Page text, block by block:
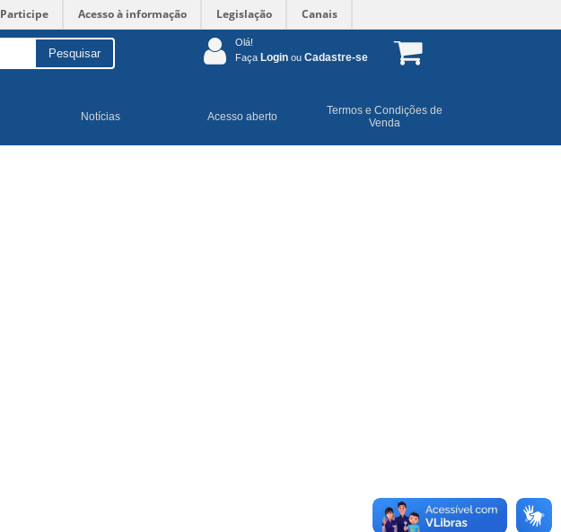
Participe Acesso à informação Legislação Canais
Pesquisar
Olá!
Faça Login ou Cadastre-se
Notícias Acesso aberto
Termos e Condições de
Venda